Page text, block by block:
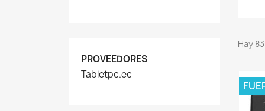
PROVEEDORES
Tabletpc.ec
Hay